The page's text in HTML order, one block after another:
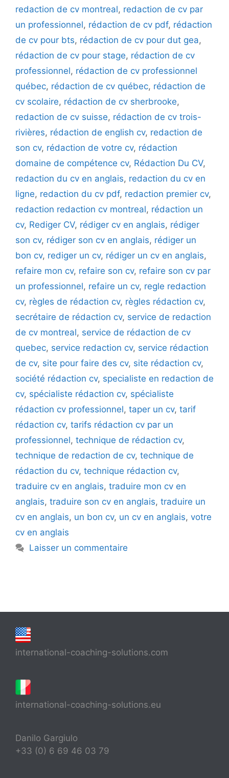
redaction de cv montreal, redaction de cv par
un professionnel, rédaction de cv pdf, rédaction
de cv pour bts, rédaction de cv pour dut gea,
rédaction de cv pour stage, rédaction de cv
professionnel, rédaction de cv professionnel
québec, rédaction de cv québec, rédaction de
cv scolaire, rédaction de cv sherbrooke,
redaction de cv suisse, rédaction de cv trois-
rivières, rédaction de english cv, redaction de
son cv, rédaction de votre cv, rédaction
domaine de compétence cv, Rédaction Du CV,
redaction du cv en anglais, redaction du cv en
ligne, redaction du cv pdf, redaction premier cv,
redaction redaction cv montreal, rédaction un
cv, Rediger CV, rédiger cv en anglais, rédiger
son cv, rédiger son cv en anglais, rédiger un
bon cv, rediger un cv, rédiger un cv en anglais,
refaire mon cv, refaire son cv, refaire son cv par
un professionnel, refaire un cv, regle redaction
cv, règles de rédaction cv, règles rédaction cv,
secrétaire de rédaction cv, service de redaction
de cv montreal, service de rédaction de cv
quebec, service redaction cv, service rédaction
de cv, site pour faire des cv, site rédaction cv,
société rédaction cv, specialiste en redaction de
cv, spécialiste rédaction cv, spécialiste
rédaction cv professionnel, taper un cv, tarif
rédaction cv, tarifs rédaction cv par un
professionnel, technique de rédaction cv,
technique de redaction de cv, technique de
rédaction du cv, technique rédaction cv,
traduire cv en anglais, traduire mon cv en
anglais, traduire son cv en anglais, traduire un
cv en anglais, un bon cv, un cv en anglais, votre
cv en anglais
Laisser un commentaire
international-coaching-solutions.com
international-coaching-solutions.eu
Danilo Gargiulo
+33 (0) 6 69 46 03 79